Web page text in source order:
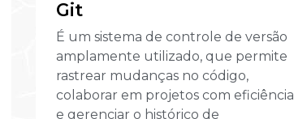
Git
É um sistema de controle de versão
amplamente utilizado, que permite
rastrear mudanças no código,
colaborar em projetos com eficiência
e gerenciar o histórico de